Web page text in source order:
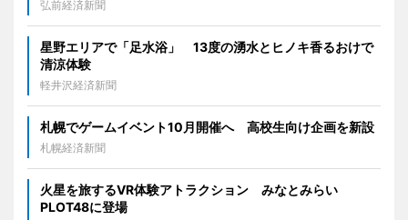
弘前経済新聞
星野エリアで「足水浴」 13度の湧水とヒノキ香るおけで
清涼体験
軽井沢経済新聞
札幌でゲームイベント10月開催へ 高校生向け企画を新設
札幌経済新聞
火星を旅するVR体験アトラクション みなとみらい
PLOT48に登場